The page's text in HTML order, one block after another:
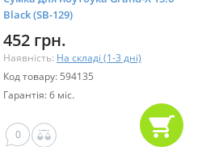
Black (SB-129)
452 грн.
Наявність: На складі (1-3 дні)
Код товару: 594135
Гарантія: 6 міс.
0